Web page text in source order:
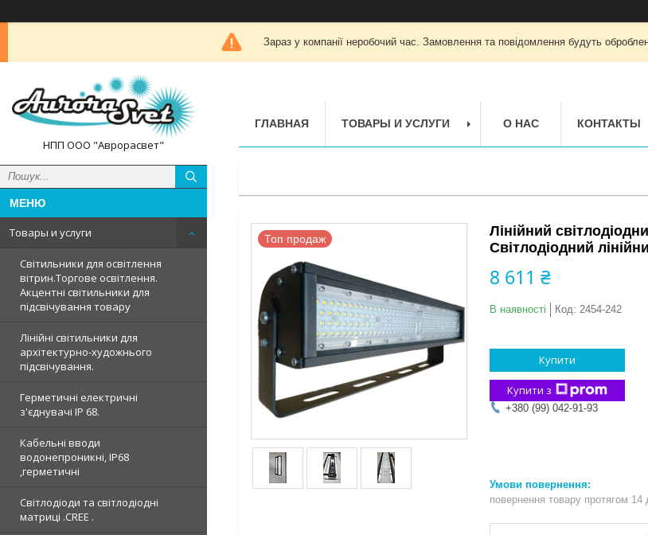
Зараз у компанії неробочий час. Замовлення та повідомлення будуть
НПП ООО "Аврорасвет"
Товары и услуги
Світильники для освітлення
вітрин.Торгове освітлення.
Акцентні світильники для
підсвічування товару
Лінійні світильники для
архітектурно-художнього
підсвічування.
Герметичні електричні
з'єднувачі IP 68.
Кабельні вводи
водонепроникні, IP68
,герметичні
Світлодіоди та світлодіодні
матриці .CREE .
ГЛАВНАЯ ТОВАРЫ И УСЛУГИ О НАС КОНТАКТЫ
Топ продаж
Лінійний
Світлодіодний
8 611 ₴
В наявності Код: 2454-242
Купити
Купити з
+380 (99) 042-91-93
повернення товару протягом 14